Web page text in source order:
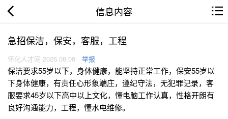
信息内容
急招保洁，保安，客服，工程
怀化人才网 2026.08.08 举报
保洁要求55岁以下，身体健康，能坚持正常工作，保安55岁以
下身体健康，有责任心形象端庄，遵纪守法，无犯罪记录，客
服要求45岁以下高中以上文化，懂电脑工作认真，性格开朗有
良好沟通能力，工程，懂水电维修。